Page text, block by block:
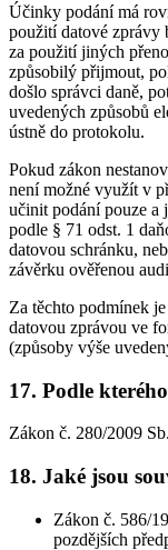
Účinky podání má
použití datové zprávy
za použití jiných
způsobilý přijmout,
došlo správci daně,
uvedených způsobů
ústně do protokolu.
Pokud zákon
není možné využít v
učinit podání pouze a
podle § 71 odst. 1
datovou schránku,
závěrku ověřenou
Za těchto podmínek
datovou zprávou ve
(způsoby výše
17. Podle
Zákon č. 280/2009
18. Jaké jsou
Zákon č. 586/
pozdějších